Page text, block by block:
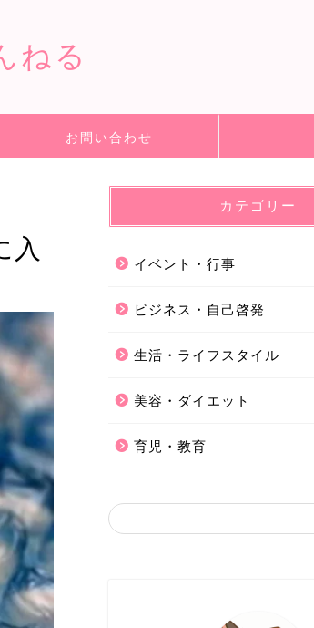
ねる
お問い合わせ
入
カテゴリー
イベント・行事
ビジネス・自己啓発
生活・ライフスタイル
美容・ダイエット
育児・教育